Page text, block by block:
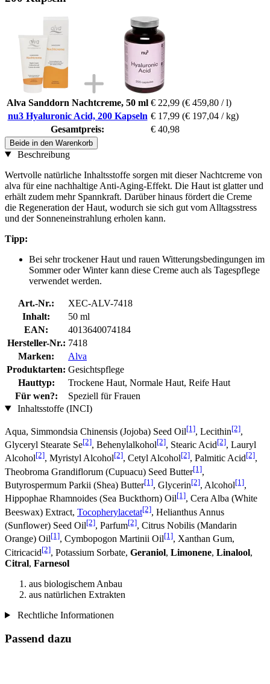
Alva Sanddorn Nachtcreme, 50 ml € 22,99 (€ 459,80 / l)
nu3 Hyaluronic Acid, 200 Kapseln € 17,99 (€ 197,04 / kg)
Gesamtpreis:
€ 40,98
Beide in den Warenkorb
Beschreibung
Wertvolle natürliche Inhaltsstoffe sorgen mit dieser Nachtcreme von
alva für eine nachhaltige Anti-Aging-Effekt. Die Haut ist glatter und
erhält zudem mehr Spannkraft. Darüber hinaus fördert die Creme
die Regeneration der Haut, wodurch sie sich gut vom Alltagsstress
und der Sonneneinstrahlung erholen kann.
Tipp:
Bei sehr trockener Haut und rauen Witterungsbedingungen im
Sommer oder Winter kann diese Creme auch als Tagespflege
verwendet werden.
Art.-Nr.:
XEC-ALV-7418
Inhalt:
50 ml
EAN:
4013640074184
Hersteller-Nr.: 7418
Marken:
Alva
Produktarten: Gesichtspflege
Hauttyp:
Trockene Haut, Normale Haut, Reife Haut
Für wen?:
Speziell für Frauen
Inhaltsstoffe (INCI)
Aqua, Simmondsia Chinensis (Jojoba) Seed Oil[1], Lecithin[2],
Glyceryl Stearate Se[2], Behenylalkohol[2], Stearic Acid[2], Lauryl
Alcohol[2], Myristyl Alcohol[2], Cetyl Alcohol[2], Palmitic Acid[2],
Theobroma Grandiflorum (Cupuacu) Seed Butter[1],
Butyrospermum Parkii (Shea) Butter[1], Glycerin[2], Alcohol[1],
Hippophae Rhamnoides (Sea Buckthorn) Oil[1], Cera Alba (White
Beeswax) Extract, Tocopherylacetat[2], Helianthus Annus
(Sunflower) Seed Oil[2], Parfum[2], Citrus Nobilis (Mandarin
Orange) Oil[1], Cymbopogon Martinii Oil[1], Xanthan Gum,
Citricacid[2], Potassium Sorbate, Geraniol, Limonene, Linalool,
Citral, Farnesol
aus biologischem Anbau
aus natürlichen Extrakten
Rechtliche Informationen
Passend dazu